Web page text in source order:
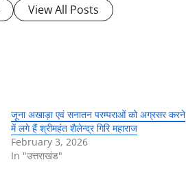
View All Posts
जूना अखाड़ा एवं सनातन परम्पराओं को अग्रसर करने
में लगे हैं श्रीमहंत शैलेन्द्र गिरि महाराज
February 3, 2026
In "उत्तराखंड"